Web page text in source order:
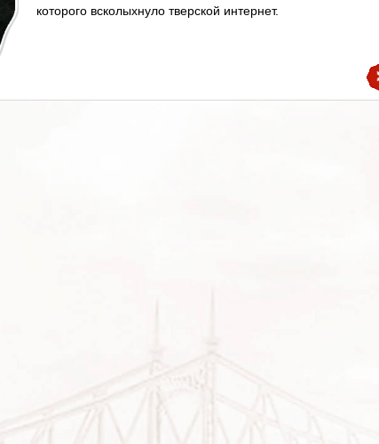
которого всколыхнуло тверской интернет.